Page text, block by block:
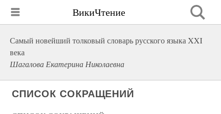
ВикиЧтение
Самый новейший толковый словарь русского языка XXI
века
Шагалова Екатерина Николаевна
СПИСОК СОКРАЩЕНИЙ